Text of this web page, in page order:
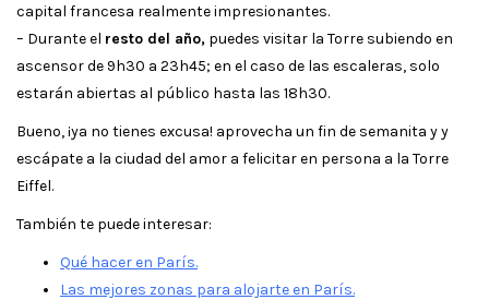
capital francesa realmente impresionantes.
– Durante el resto del año, puedes visitar la Torre subiendo en
ascensor de 9h30 a 23h45; en el caso de las escaleras, solo
estarán abiertas al público hasta las 18h30.
Bueno, ¡ya no tienes excusa! aprovecha un fin de semanita y y
escápate a la ciudad del amor a felicitar en persona a la Torre
Eiffel.
También te puede interesar:
Qué hacer en París.
Las mejores zonas para alojarte en París.